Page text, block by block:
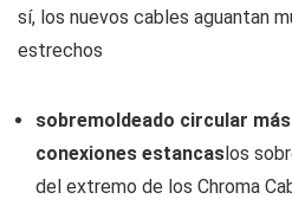
sí, los nuevos cables aguantan
estrechos
sobremoldeado circular
conexiones estancaslos
del extremo de los Chroma